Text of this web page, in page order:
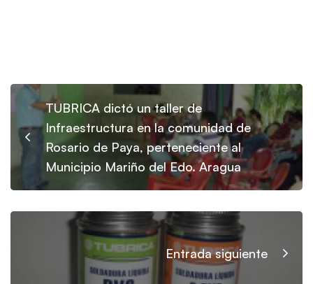
TUBRICA dictó un taller de
Infraestructura en la comunidad de
Rosario de Paya, perteneciente al
Municipio Mariño del Edo. Aragua
Entrada siguiente